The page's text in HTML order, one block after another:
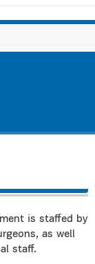
is staffed by
as well
staff.